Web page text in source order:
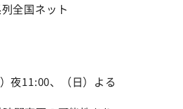
全国ネット
夜11:00、（日）よる